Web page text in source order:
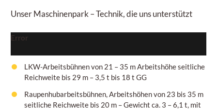
Unser Maschinenpark– Technik, die uns unterstützt
Error
LKW-Arbeitsbühnen von 21 – 35 m Arbeitshöhe seitliche
Reichweite bis 29 m – 3,5 t bis 18 t GG
Raupenhubarbeitsbühnen, Arbeitshöhenvon 23 bis 35 m
seitliche Reichweite bis 20 m – Gewicht ca. 3 – 6,1 t, mit